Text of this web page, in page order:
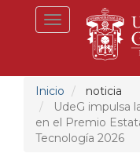
Toggle
navigation
Inicio
noticia
UdeG impulsa
en el Premio
Tecnología 2026